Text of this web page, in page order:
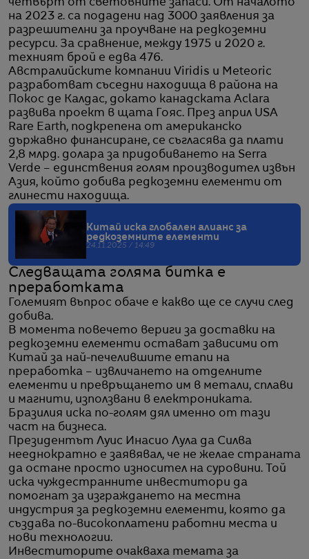
четвърт от световните запаси. От началото
на 2023 г. са подадени над 3000 заявления за
разрешителни за проучване на редкоземни
ресурси. За сравнение, между 1975 и 2020 г.
техният брой е едва 476.
Австралийските компании Viridis и Meteoric
разработват съседни находища в района на
Покос де Калдас, докато канадската Aclara
развива проект в щата Гояс. През април USA
Rare Earth, подкрепена от американско
държавно финансиране, се съгласява да плати
2,8 млрд. долара за придобиването на Serra
Verde – единствения голям производител извън
Азия, който добива редкоземни елементи от
глинести находища.
Китай иска глобален алианс за
редкоземните елементи
24.11.2025 / 14:49
Следващата голяма битка е
преработката
Големият въпрос обаче е какво ще се случи след
добива.
В момента повечето вериги за доставки на
редкоземни елементи остават зависими от
Китай за най-печелившите етапи на
преработка – извличането на отделните
елементи и превръщането им в метали, сплави
и магнити, използвани в електрониката.
Бразилия иска по-голям дял именно от тази
част на бизнеса.
Президентът Луис Инасио Лула да Силва
нееднократно е заявявал, че не желае страната
да остане просто износител на суровини. Той
иска чуждестранните инвеститори да
помогнат за изграждането на местна
индустрия за редкоземни елементи, която да
създава по-високоплатени работни места и
нови технологии.
Инвеститорите очакваха темата за